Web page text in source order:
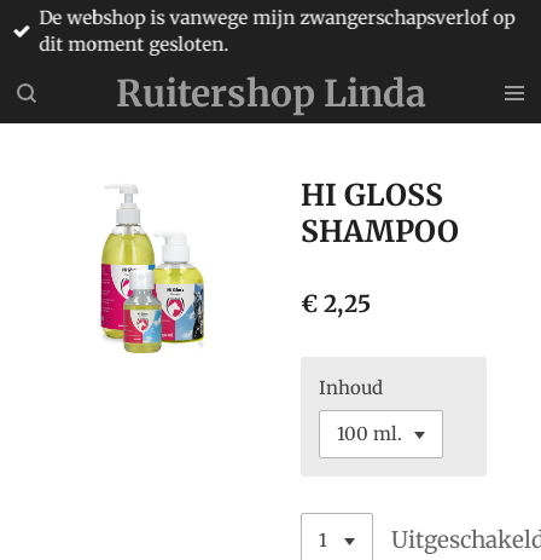
Ga
direct
de
hoofdinhoud
Ruitershop Linda
De webshop is vanwege mijn zwangerschapsverlof op
dit moment gesloten.
HI GLOSS
SHAMPOO
€ 2,25
Inhoud